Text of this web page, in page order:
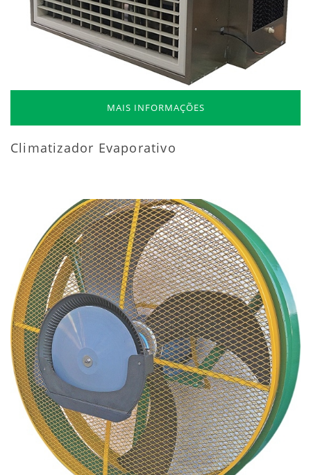
MAIS INFORMAÇÕES
Climatizador Evaporativo